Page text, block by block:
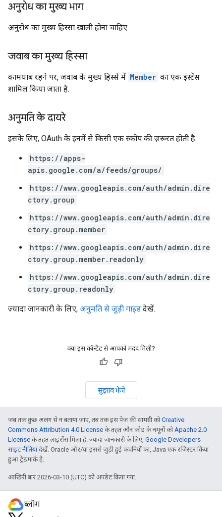
अनुरोध का मुख्य भाग
अनुरोध का मुख्य हिस्सा खाली होना चाहिए.
जवाब का मुख्य हिस्सा
कामयाब रहने पर, जवाब के मुख्य हिस्से में Member का एक इंस्टेंस
शामिल किया जाता है.
अनुमति के दायरे
इसके लिए, OAuth के इनमें से किसी एक स्कोप की ज़रूरत होती है:
https://apps-
apis.google.com/a/feeds/groups/
https://www.googleapis.com/auth/admin.dire
ctory.group
https://www.googleapis.com/auth/admin.dire
ctory.group.member
https://www.googleapis.com/auth/admin.dire
ctory.group.member.readonly
https://www.googleapis.com/auth/admin.dire
ctory.group.readonly
ज़्यादा जानकारी के लिए, अनुमति से जुड़ी गाइड देखें.
क्या इस कॉन्टेंट से आपको मदद मिली?
सुझाव भेजें
जब तक कुछ अलग से न बताया जाए, तब तक इस पेज की सामग्री कोCreative
Commons Attribution 4.0 License के तहत और कोड के नमूनों कोApache 2.0
License के तहत लाइसेंस मिला है. ज़्यादा जानकारी के लिए, Google Developers
साइट नीतियांदेखें. Oracle और/या इससे जुड़ी हुई कंपनियों का, Java एक रजिस्टर किया
हुआ ट्रेडमार्क है.
आखिरी बार 2026-03-10 (UTC) को अपडेट किया गया.
ब्लॉग